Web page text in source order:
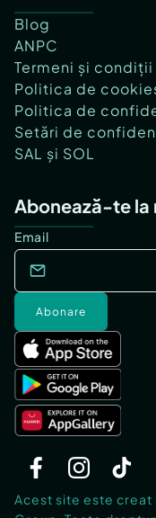
Blog
ANPC
Termeni și condiții
Politica de
Politica de
Setări de
SAL și SOL
Abonează-te la
Email
Abonare
Acest site este creat